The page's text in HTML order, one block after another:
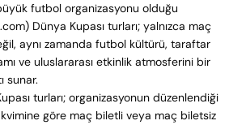
futbol organizasyonu olduğu
Dünya Kupası turları; yalnızca maç
aynı zamanda futbol kültürü, taraftar
ve uluslararası etkinlik atmosferini bir
sunar.
turları; organizasyonun düzenlendiği
göre maç biletli veya maç biletsiz